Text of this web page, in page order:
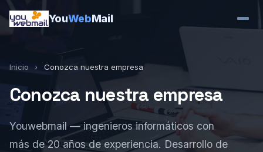
YouWebMail
Inicio › Conozca nuestra empresa
Conozca nuestra empresa
Youwebmail — ingenieros informáticos con
más de 20 años de experiencia. Desarrollo de